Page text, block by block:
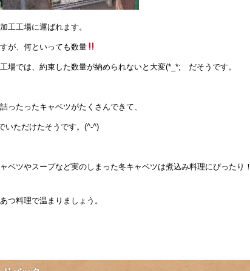
工工場に運ばれます。
が、何といっても数量
場では、約束した数量が納められないと大変(*_*; だそうです。
ったったキャベツがたくさんできて、
いただけたそうです。(^-^)
ベツやスープなど実のしまった冬キャベツは煮込み料理にぴったり！
つ料理で温まりましょう。